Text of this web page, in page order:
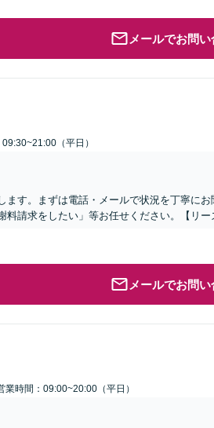
メールでお問
（平日）
ます。まずは電話・メールで状況を丁寧に
請求をしたい」等お任せください。【リー
メールでお問
業時間：09:00~20:00（平日）